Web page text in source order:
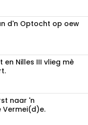
d'n Optocht op oew
Nilles III vlieg mè
naar 'n
Vermei(d)e.